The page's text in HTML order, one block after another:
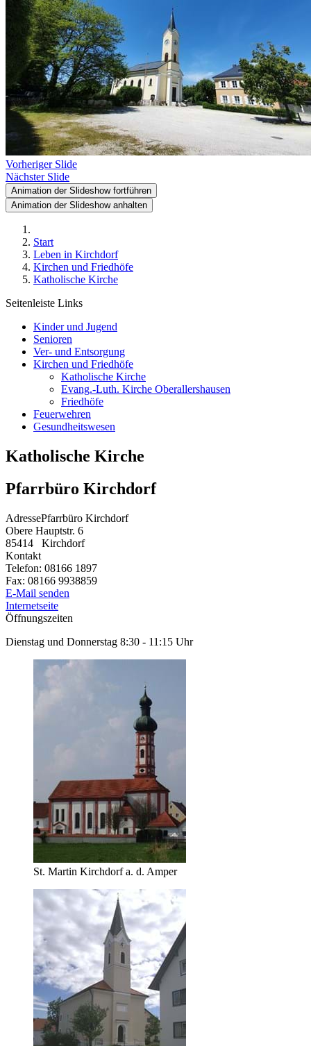
Vorheriger Slide
Nächster Slide
Animation der Slideshow fortführen
Animation der Slideshow anhalten
Start
Leben in Kirchdorf
Kirchen und Friedhöfe
Katholische Kirche
Seitenleiste Links
Kinder und Jugend
Senioren
Ver- und Entsorgung
Kirchen und Friedhöfe
Katholische Kirche
Evang.-Luth. Kirche Oberallershausen
Friedhöfe
Feuerwehren
Gesundheitswesen
Katholische Kirche
Pfarrbüro Kirchdorf
AdressePfarrbüro Kirchdorf
Obere Hauptstr. 6
85414
Kirchdorf
Kontakt
Telefon: 08166 1897
Fax: 08166 9938859
E-Mail senden
Internetseite
Öffnungszeiten
Dienstag und Donnerstag 8:30 - 11:15 Uhr
St. Martin Kirchdorf a. d. Amper